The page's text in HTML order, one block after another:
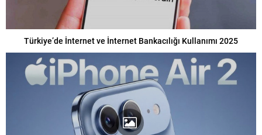
Türkiye’de İnternet ve İnternet Bankacılığı Kullanımı 2025